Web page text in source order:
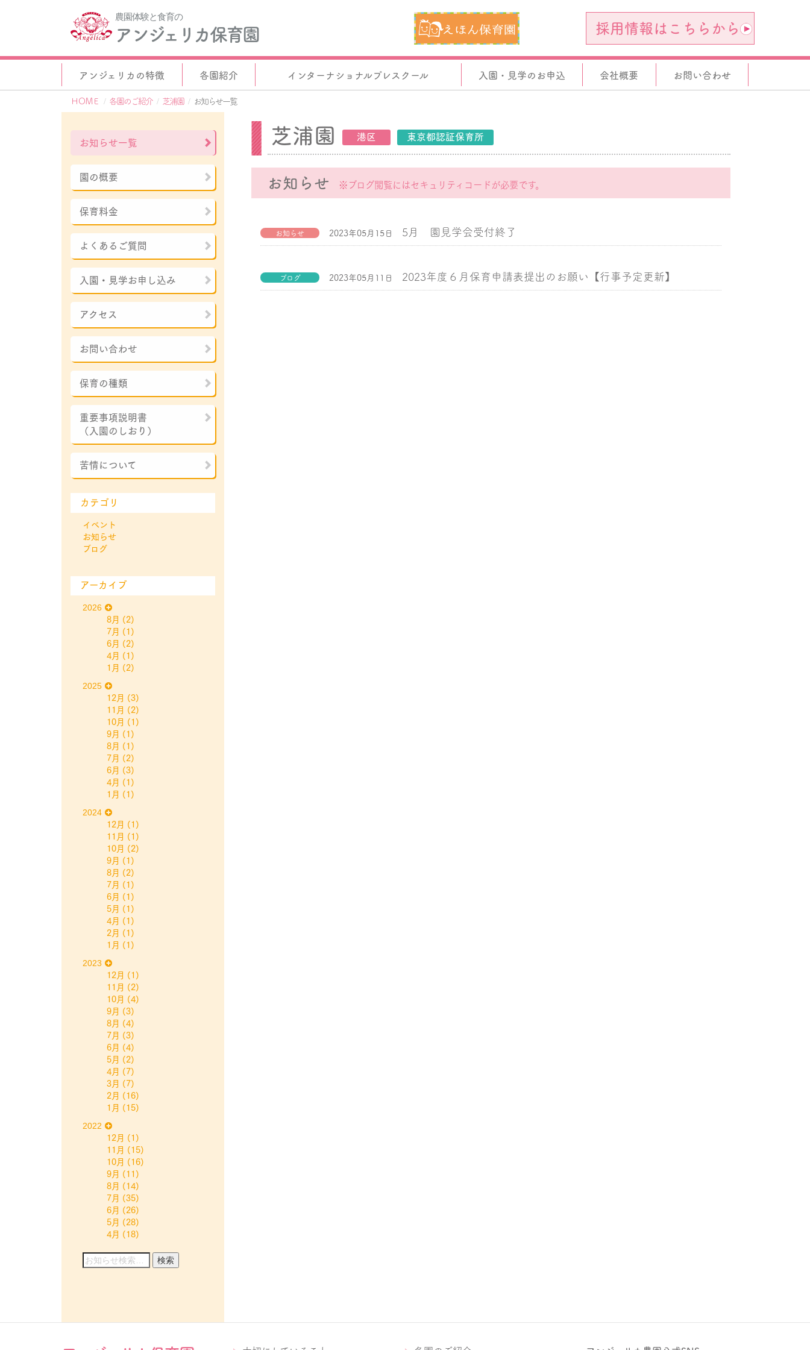
農園体験と食育の
アンジェリカ保育園 採用情報はこちらから
アンジェリカの特徴 各園紹介 インターナショナルプレスクール 入園・見学のお申込 会社概要 お問い合わせ
ＨＯＭＥ 各園のご紹介 芝浦園 お知らせ一覧
芝浦園 港区 東京都認証保育所
お知らせ ※ブログ閲覧にはセキュリティコードが必要です。
お知らせ 2023年05月15日 5月 園見学会受付終了
ブログ 2023年05月11日 2023年度６月保育申請表提出のお願い【行事予定更新】
お知らせ一覧
園の概要
保育料金
よくあるご質問
入園・見学お申し込み
アクセス
お問い合わせ
保育の種類
重要事項説明書
（入園のしおり）
苦情について
カテゴリ
イベント
お知らせ
ブログ
アーカイブ
2026
8月
(2)
7月
(1)
6月
(2)
4月
(1)
1月
(2)
2025
12月
(3)
11月
(2)
10月
(1)
9月
(1)
8月
(1)
7月
(2)
6月
(3)
4月
(1)
1月
(1)
2024
12月
(1)
11月
(1)
10月
(2)
9月
(1)
8月
(2)
7月
(1)
6月
(1)
5月
(1)
4月
(1)
2月
(1)
1月
(1)
2023
12月
(1)
11月
(2)
10月
(4)
9月
(3)
8月
(4)
7月
(3)
6月
(4)
5月
(2)
4月
(7)
3月
(7)
2月
(16)
1月
(15)
2022
12月
(1)
11月
(15)
10月
(16)
9月
(11)
8月
(14)
7月
(35)
6月
(26)
5月
(28)
4月
(18)